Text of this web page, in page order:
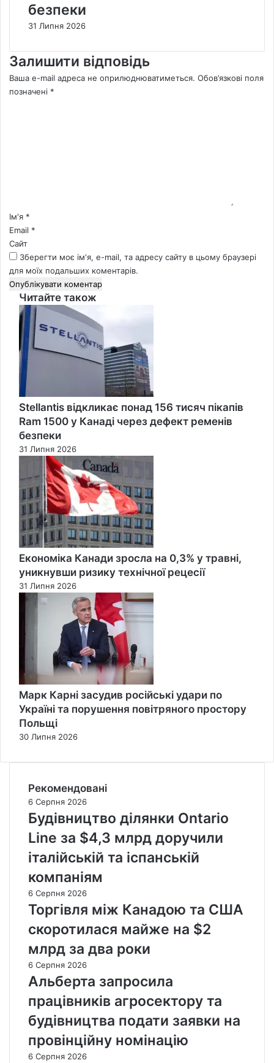
безпеки
31 Липня 2026
Залишити відповідь
Ваша e-mail адреса не оприлюднюватиметься. Обов’язкові поля
позначені *
*Ім'я *
Email *
Сайт
Зберегти моє ім'я, e-mail, та адресу сайту в цьому браузері
для моїх подальших коментарів.
Читайте також
Close
Stellantis відкликає понад 156 тисяч пікапів
Ram 1500 у Канаді через дефект ременів
безпеки
31 Липня 2026
Економіка Канади зросла на 0,3% у травні,
уникнувши ризику технічної рецесії
31 Липня 2026
Марк Карні засудив російські удари по
Україні та порушення повітряного простору
Польщі
30 Липня 2026
Рекомендовані
6 Серпня 2026
Будівництво ділянки Ontario
Line за $4,3 млрд доручили
італійській та іспанській
компаніям
6 Серпня 2026
Торгівля між Канадою та США
скоротилася майже на $2
млрд за два роки
6 Серпня 2026
Альберта запросила
працівників агросектору та
будівництва подати заявки на
провінційну номінацію
6 Серпня 2026